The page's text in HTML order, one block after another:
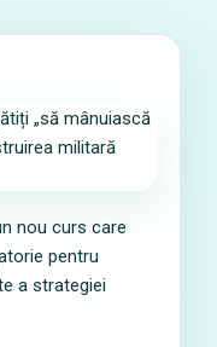
nou curs care
pentru
a strategiei